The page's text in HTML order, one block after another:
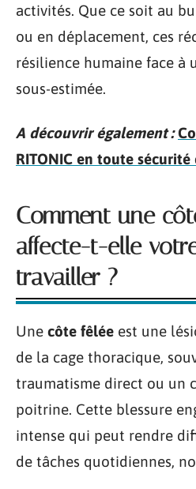
activités. Que ce soit au
ou en déplacement, ces
résilience humaine face à
sous-estimée.
A découvrir également :
RITONIC en toute sécurité
Comment une
affecte-t-elle
travailler ?
Une côte fêlée est une
de la cage thoracique,
traumatisme direct ou un
poitrine. Cette blessure
intense qui peut rendre
de tâches quotidiennes,